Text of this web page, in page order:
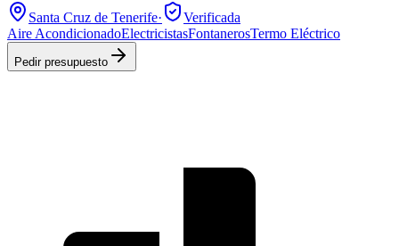
Santa Cruz de Tenerife·
Verificada
Aire AcondicionadoElectricistasFontanerosTermo Eléctrico
Pedir presupuesto